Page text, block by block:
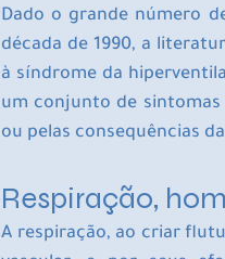
Dado o grande número
década de 1990, a
à síndrome da
um conjunto de sintomas
ou pelas consequências
Respiração,
A respiração, ao criar